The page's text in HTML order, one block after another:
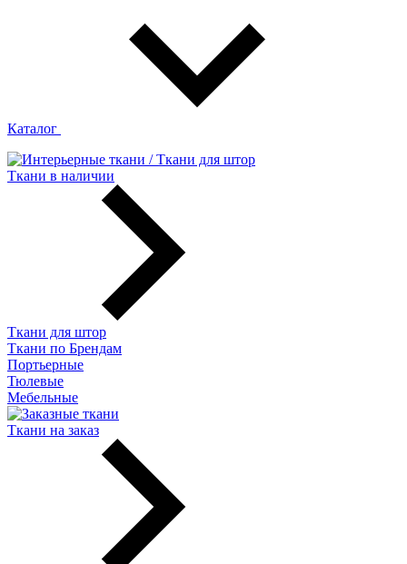
Каталог
Ткани в наличии
Ткани для штор
Ткани по Брендам
Портьерные
Тюлевые
Мебельные
Ткани на заказ